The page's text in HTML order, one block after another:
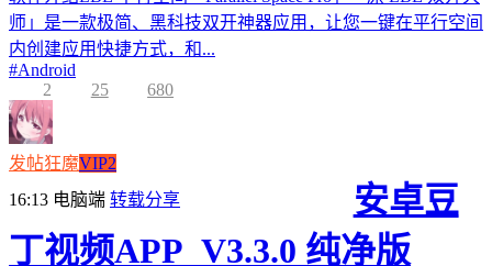
师」是一款极简、黑科技双开神器应用，让您一键在平行空间
内创建应用快捷方式，和...
#Android
2
25 680
发帖狂魔VIP2
16:13 电脑端 转载分享
安卓豆
丁视频APP_V3.3.0 纯净版